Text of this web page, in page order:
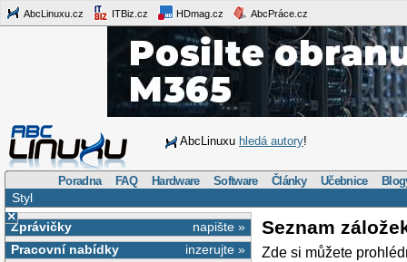
AbcLinuxu.cz ITBiz.cz HDmag.cz AbcPráce.cz
AbcLinuxu hledá autory!
Poradna FAQ Hardware Software Články Učebnice
Styl
×
napište »
Zprávičky
inzerujte »
Pracovní nabídky
Seznam
Zde si můžete